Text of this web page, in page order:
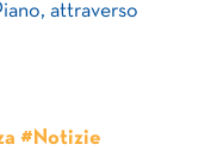
attraverso
#Notizie